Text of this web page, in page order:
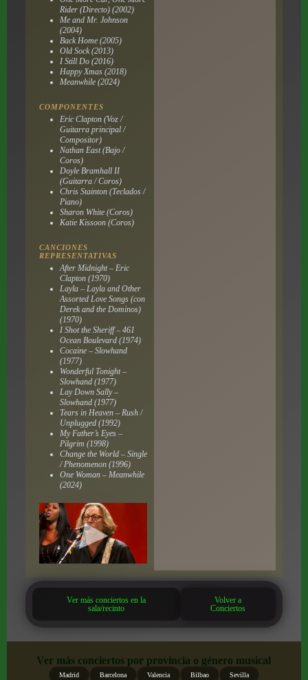
Rider (Directo) (2002)
Me and Mr. Johnson
(2004)
Back Home (2005)
Old Sock (2013)
I Still Do (2016)
Happy Xmas (2018)
Meanwhile (2024)
COMPONENTES
Eric Clapton (Voz /
Guitarra principal /
Compositor)
Nathan East (Bajo /
Coros)
Doyle Bramhall II
(Guitarra / Coros)
Chris Stainton (Teclados /
Piano)
Sharon White (Coros)
Katie Kissoon (Coros)
CANCIONES
REPRESENTATIVAS
After Midnight – Eric
Clapton (1970)
Layla – Layla and Other
Assorted Love Songs (con
Derek and the Dominos)
(1970)
I Shot the Sheriff – 461
Ocean Boulevard (1974)
Cocaine – Slowhand
(1977)
Wonderful Tonight –
Slowhand (1977)
Lay Down Sally –
Slowhand (1977)
Tears in Heaven – Rush /
Unplugged (1992)
My Father’s Eyes –
Pilgrim (1998)
Change the World – Single
/ Phenomenon (1996)
One Woman – Meanwhile
(2024)
Ver más conciertos en la
sala/recinto
Volver a
Conciertos
Ver más conciertos por provincia o género musical
Madrid Barcelona Valencia Bilbao Sevilla